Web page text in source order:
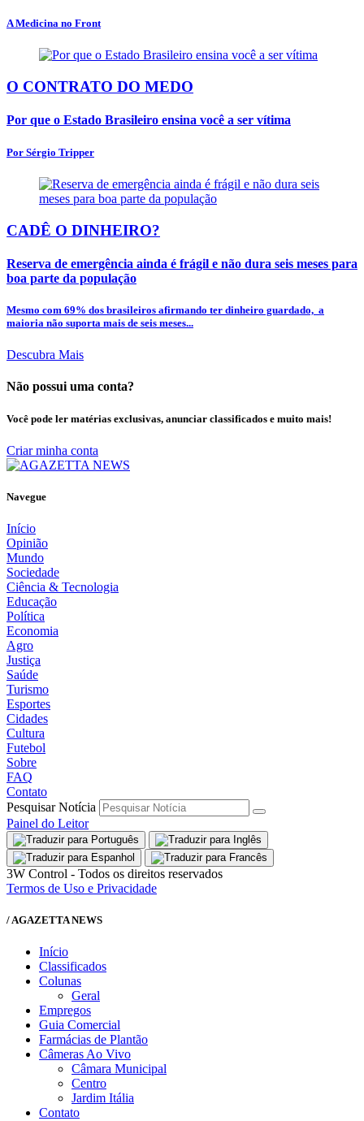
A Medicina no Front
O CONTRATO DO MEDO
Por que o Estado Brasileiro ensina você a ser vítima
Por Sérgio Tripper
CADÊ O DINHEIRO?
Reserva de emergência ainda é frágil e não dura seis meses para
boa parte da população
Mesmo com 69% dos brasileiros afirmando ter dinheiro guardado, a
maioria não suporta mais de seis meses...
Descubra Mais
Não possui uma conta?
Você pode ler matérias exclusivas, anunciar classificados e muito mais!
Criar minha conta
Navegue
Início
Opinião
Mundo
Sociedade
Ciência & Tecnologia
Educação
Política
Economia
Agro
Justiça
Saúde
Turismo
Esportes
Cidades
Cultura
Futebol
Sobre
FAQ
Contato
Pesquisar Notícia
Painel do Leitor
3W Control - Todos os direitos reservados
Termos de Uso e Privacidade
/ AGAZETTA NEWS
Início
Classificados
Colunas
Geral
Empregos
Guia Comercial
Farmácias de Plantão
Câmeras Ao Vivo
Câmara Municipal
Centro
Jardim Itália
Contato